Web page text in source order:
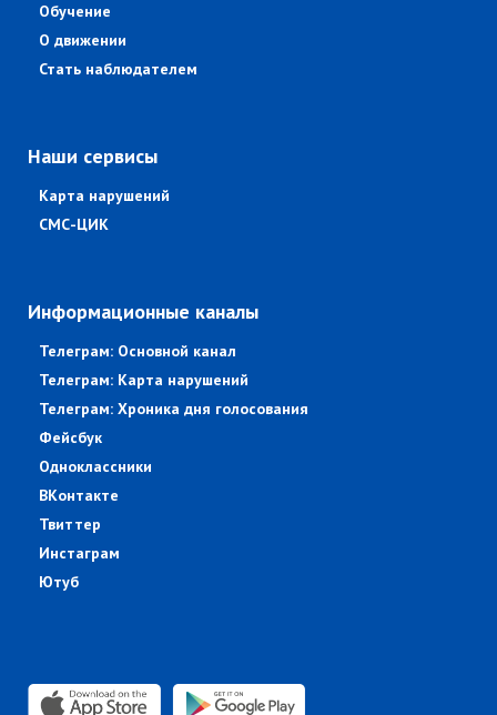
Обучение
О движении
Стать наблюдателем
Наши сервисы
Карта нарушений
СМС-ЦИК
Информационные каналы
Телеграм: Основной канал
Телеграм: Карта нарушений
Телеграм: Хроника дня голосования
Фейсбук
Одноклассники
ВКонтакте
Твиттер
Инстаграм
Ютуб